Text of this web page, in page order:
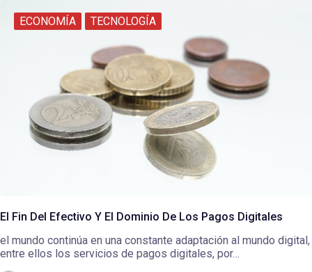
ECONOMÍA TECNOLOGÍA
El Fin Del Efectivo Y El Dominio De Los Pagos Digitales
el mundo continúa en una constante adaptación al mundo digital,
entre ellos los servicios de pagos digitales, por…